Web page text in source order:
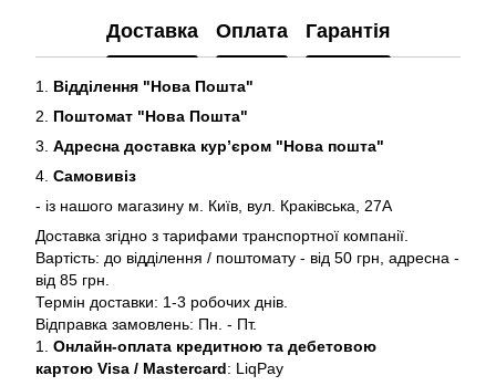
Доставка Оплата Гарантія
1. Відділення "Нова Пошта"
2. Поштомат "Нова Пошта"
3. Адресна доставка кур’єром "Нова пошта"
4. Самовивіз
- із нашого магазину м. Київ, вул. Краківська, 27А
Доставка згідно з тарифами транспортної компанії.
Вартість: до відділення / поштомату - від 50 грн, адресна -
від 85 грн.
Термін доставки: 1-3 робочих днів.
Відправка замовлень: Пн. - Пт.
1. Онлайн-оплата кредитною та дебетовою
картою Visa / Mastercard: LiqPay